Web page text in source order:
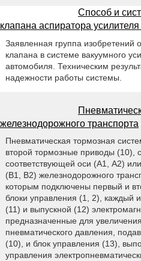
Способ и
клапана аспиратора
Заявленная группа изобретений
клапана в системе вакуумного
автомобиля. Техническим
надежности работы системы.
железнодорожного транспорта
Пневматическая тормозная
второй тормозные приводы (10),
соответствующей оси (A1, А2)
(B1, В2) железнодорожного
которым подключены первый и
блоки управления (1, 2), каждый
(11) и выпускной (12)
предназначенные для
пневматического давления,
(10), и блок управления (13),
управления